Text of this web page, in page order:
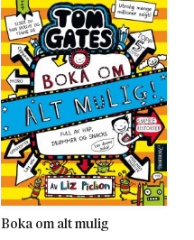
Boka om alt mulig